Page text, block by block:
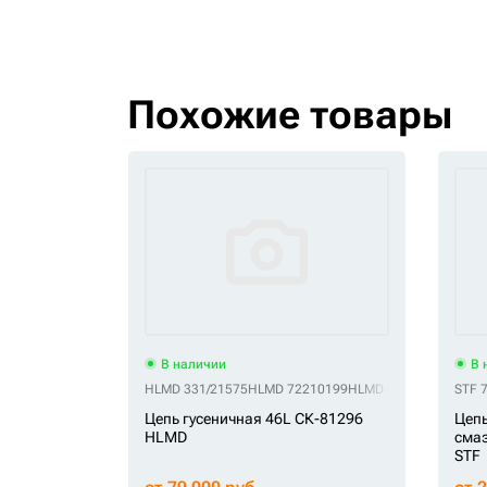
Похожие товары
В наличии
HLMD 331/21575HLMD 72210199HLMD 878805 HLMD
Цепь гусеничная 46L СК-81296
HLMD
В
STF
STF